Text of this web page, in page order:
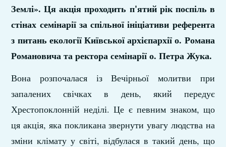
Землі». Ця акція проходить п'ятий рік поспіль в
стінах семінарії за спільної ініціативи референта
з питань екології Київської архієпархії о. Романа
Романовича та ректора семінарії о. Петра Жука.
Вона розпочалася із Вечірньої молитви при
запалених свічках в день, який передує
Хрестопоклонній неділі. Це є певним знаком, що
ця акція, яка покликана звернути увагу людства на
зміни клімату у світі, відбулася в такий день, що